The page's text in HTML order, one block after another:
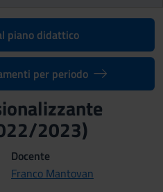
piano didattico
per periodo
2023)
Docente
Franco Mantovan